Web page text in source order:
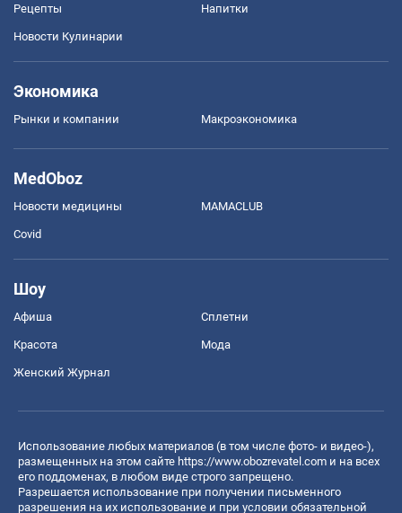
Рецепты Напитки
Новости Кулинарии
Экономика
Рынки и компании Mакроэкономика
MedOboz
Новости медицины MAMACLUB
Covid
Шоу
Афиша Сплетни
Красота Мода
Женский Журнал
Использование любых материалов (в том числе фото- и видео-),
размещенных на этом сайте https://www.obozrevatel.com и на всех
его поддоменах, в любом виде строго запрещено.
Разрешается использование при получении письменного
разрешения на их использование и при условии обязательной